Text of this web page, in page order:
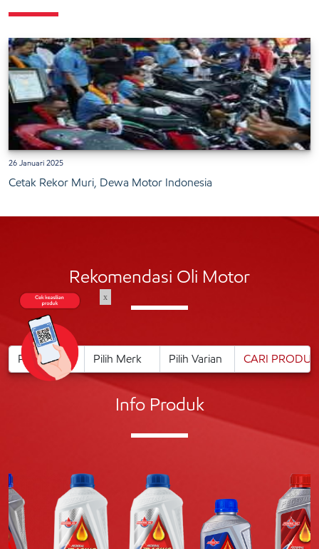
26 Januari 2025
Cetak Rekor Muri, Dewa Motor Indonesia
Rekomendasi Oli Motor
Info Produk
x